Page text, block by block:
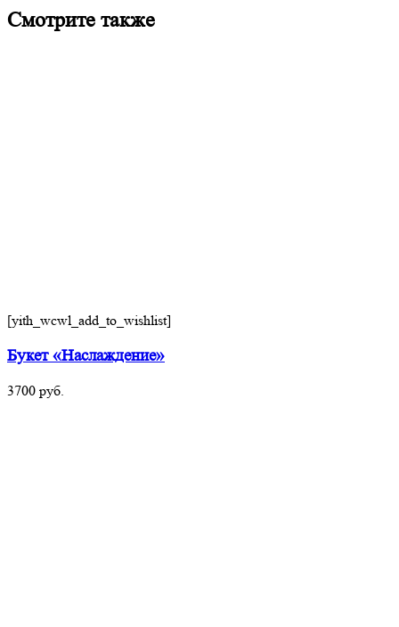
Смотрите также
[yith_wcwl_add_to_wishlist]
Букет «Наслаждение»
3700 руб.